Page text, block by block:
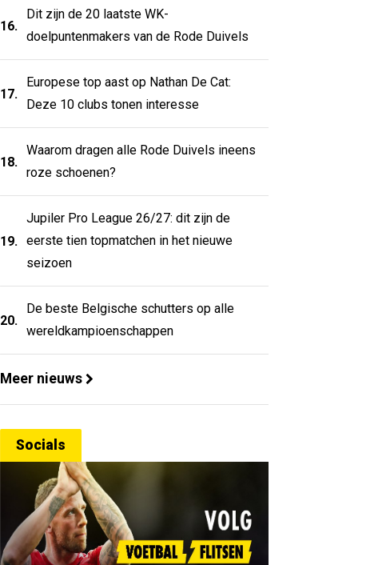
16.
Dit zijn de 20 laatste WK-
doelpuntenmakers van de Rode Duivels
17.
Europese top aast op Nathan De Cat:
Deze 10 clubs tonen interesse
18.
Waarom dragen alle Rode Duivels ineens
roze schoenen?
19.
Jupiler Pro League 26/27: dit zijn de
eerste tien topmatchen in het nieuwe
seizoen
20.
De beste Belgische schutters op alle
wereldkampioenschappen
Meer nieuws
Socials